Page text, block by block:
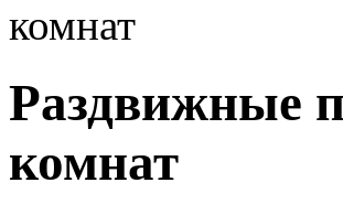
комнат
Раздвижные
комнат